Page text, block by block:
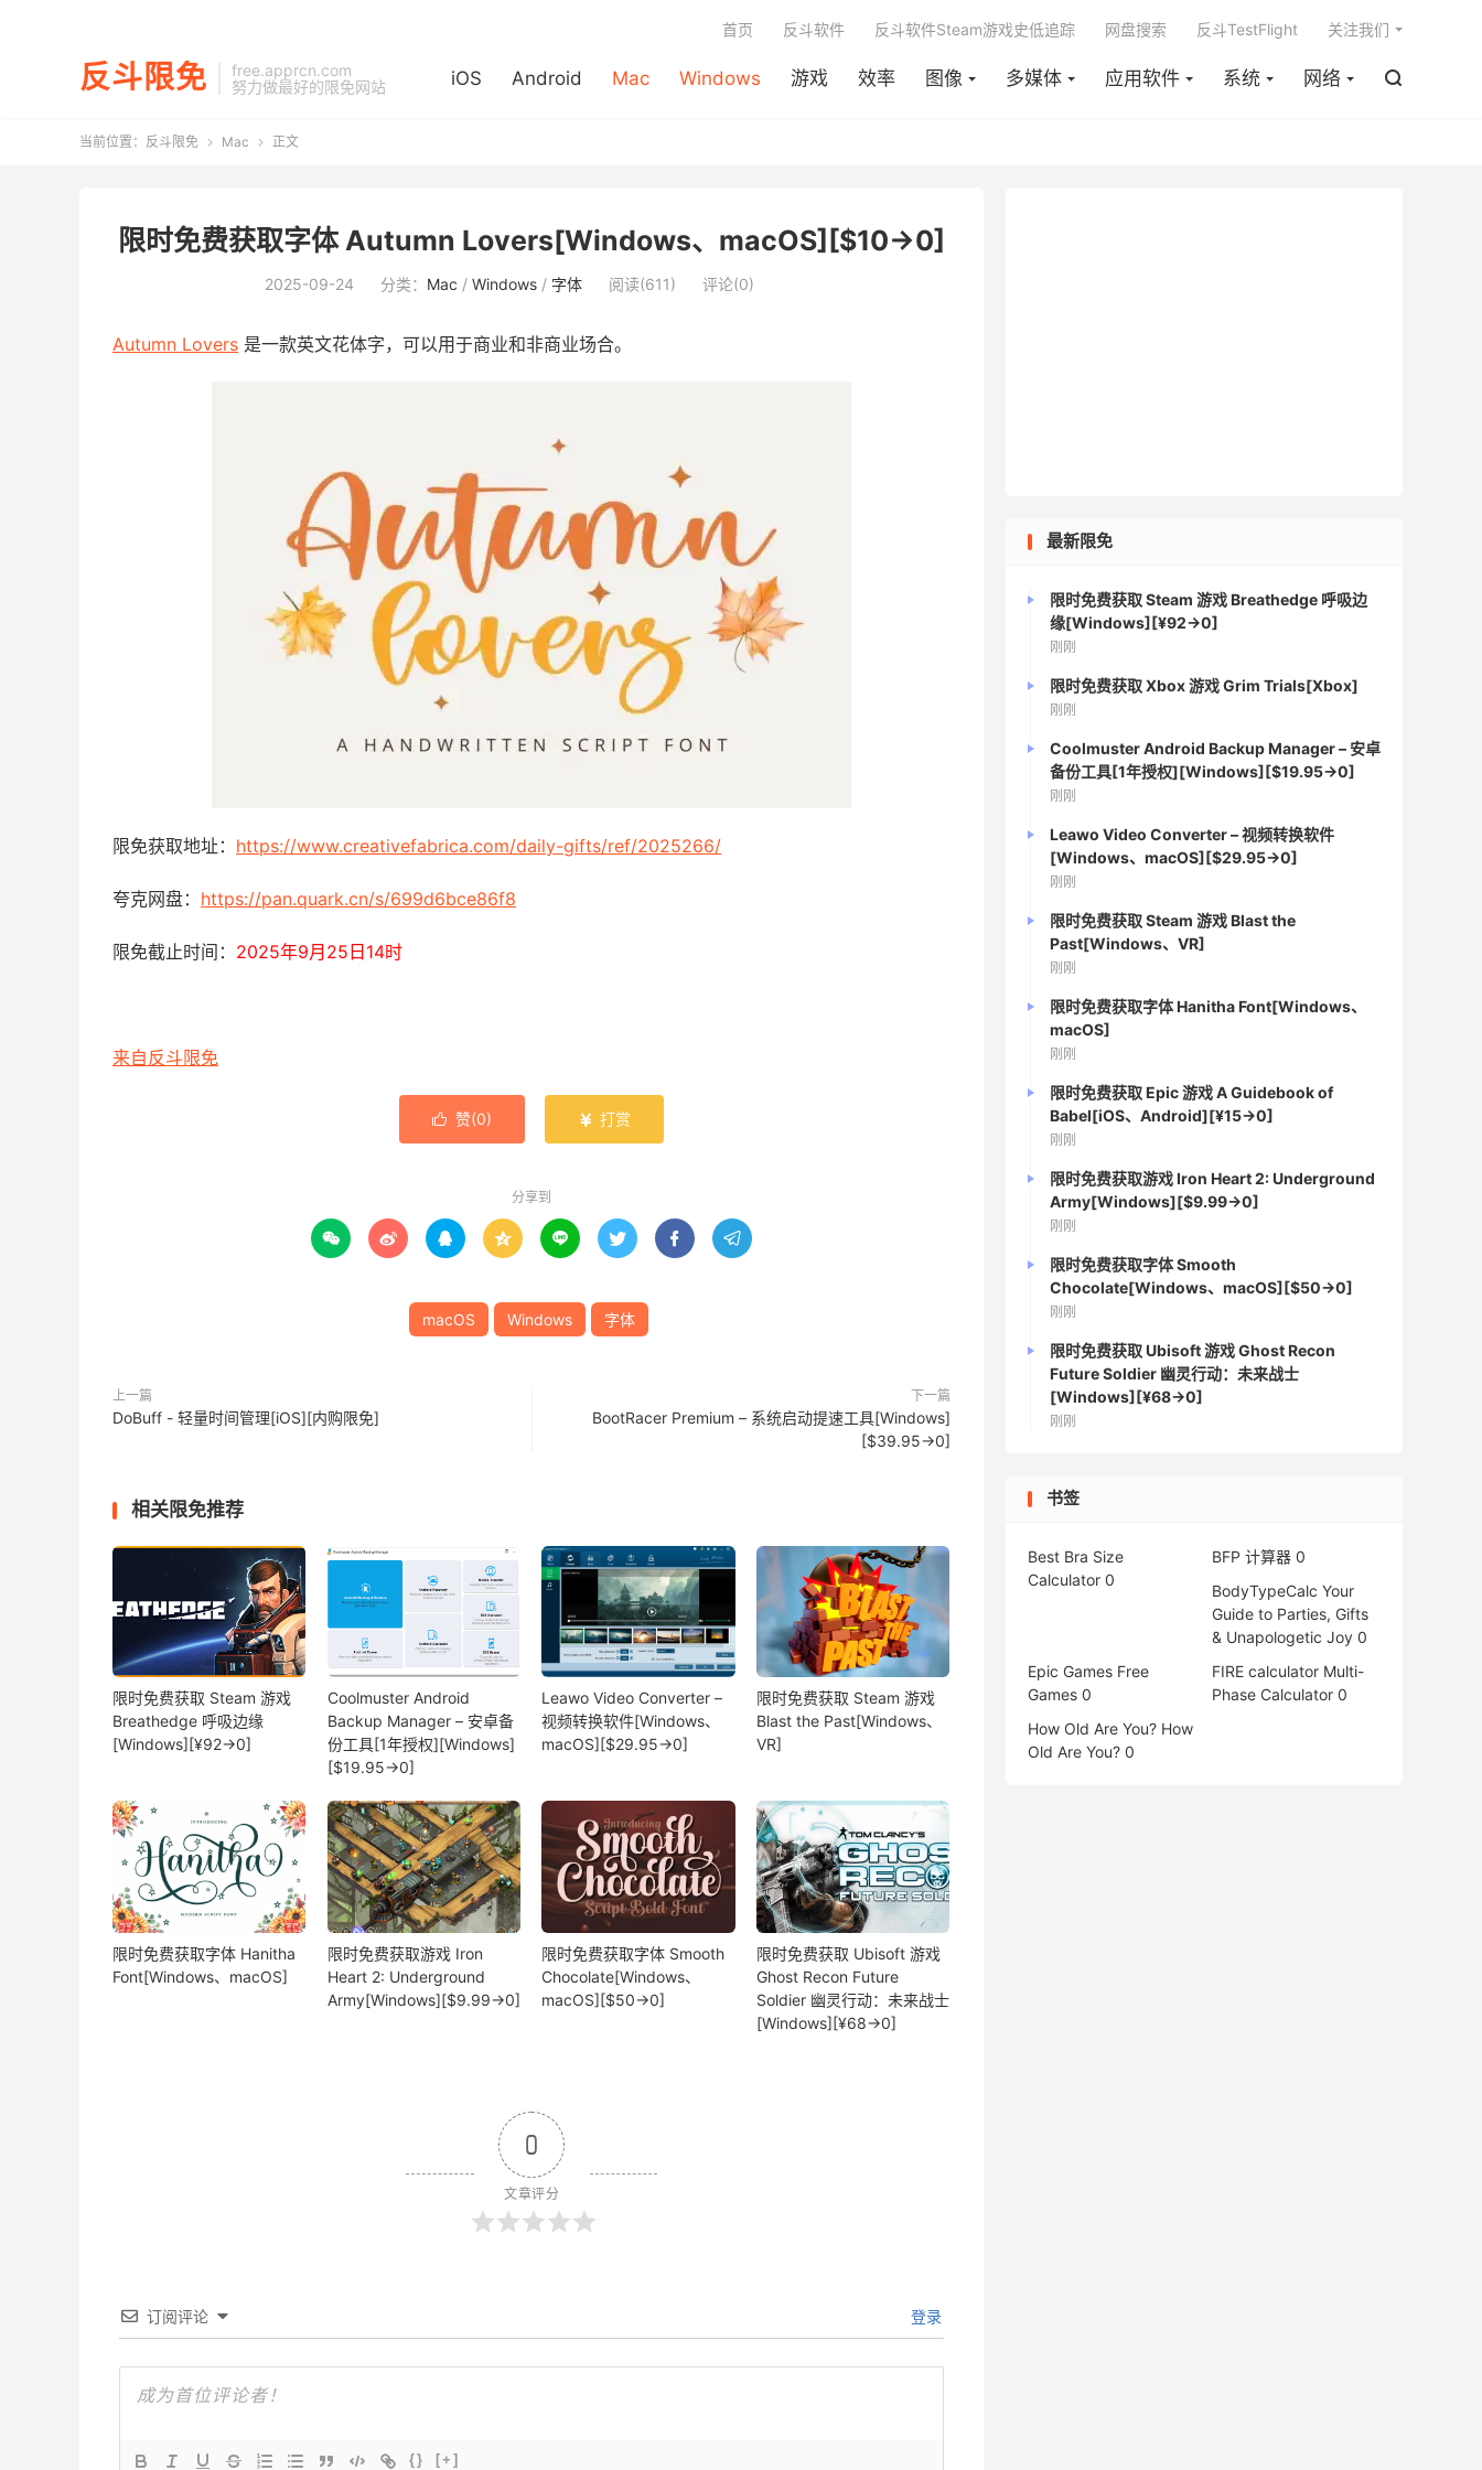
反斗限免
free.apprcn.com
努力做最好的限免网站
iOS Android Mac Windows 游戏 效率 图像 多媒体 应用软件 系统 网络 
首页 反斗软件 反斗软件Steam游戏史低追踪 网盘搜索 反斗TestFlight 关注我们
当前位置： 反斗限免  Mac  正文
限时免费获取字体 Autumn Lovers[Windows、macOS][$10→0]
2025-09-24 分类： Mac / Windows / 字体 阅读(611) 评论(0)
Autumn Lovers 是一款英文花体字，可以用于商业和非商业场合。
限免获取地址： https://www.creativefabrica.com/daily-gifts/ref/2025266/
夸克网盘： https://pan.quark.cn/s/699d6bce86f8
限免截止时间： 2025年9月25日14时
来自反斗限免
 赞(0)  打赏
分享到
       
macOS Windows 字体
上一篇
DoBuff - 轻量时间管理[iOS][内购限免]
下一篇
BootRacer Premium – 系统启动提速工具[Windows]
[$39.95→0]
相关限免推荐
限时免费获取 Steam 游戏
Breathedge 呼吸边缘
[Windows][¥92→0]
Coolmuster Android
Backup Manager – 安卓备
份工具[1年授权][Windows]
[$19.95→0]
Leawo Video Converter –
视频转换软件[Windows、
macOS][$29.95→0]
限时免费获取 Steam 游戏
Blast the Past[Windows、
VR]
限时免费获取字体 Hanitha
Font[Windows、macOS]
限时免费获取游戏 Iron
Heart 2: Underground
Army[Windows][$9.99→0]
限时免费获取字体 Smooth
Chocolate[Windows、
macOS][$50→0]
限时免费获取 Ubisoft 游戏
Ghost Recon Future
Soldier 幽灵行动：未来战士
[Windows][¥68→0]
0
文章评分
订阅评论 登录
{} [+]
最新限免
限时免费获取 Steam 游戏 Breathedge 呼吸边
缘[Windows][¥92→0]
刚刚
限时免费获取 Xbox 游戏 Grim Trials[Xbox]
刚刚
Coolmuster Android Backup Manager – 安卓
备份工具[1年授权][Windows][$19.95→0]
刚刚
Leawo Video Converter – 视频转换软件
[Windows、macOS][$29.95→0]
刚刚
限时免费获取 Steam 游戏 Blast the
Past[Windows、VR]
刚刚
限时免费获取字体 Hanitha Font[Windows、
macOS]
刚刚
限时免费获取 Epic 游戏 A Guidebook of
Babel[iOS、Android][¥15→0]
刚刚
限时免费获取游戏 Iron Heart 2: Underground
Army[Windows][$9.99→0]
刚刚
限时免费获取字体 Smooth
Chocolate[Windows、macOS][$50→0]
刚刚
限时免费获取 Ubisoft 游戏 Ghost Recon
Future Soldier 幽灵行动：未来战士
[Windows][¥68→0]
刚刚
书签
Best Bra Size
Calculator 0
BFP 计算器 0
BodyTypeCalc Your
Guide to Parties, Gifts
& Unapologetic Joy 0
Epic Games Free
Games 0
FIRE calculator Multi-
Phase Calculator 0
How Old Are You? How
Old Are You? 0